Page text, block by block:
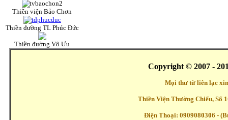
Thiền viện Bảo Chơn
Thiền đường TL Phúc Đức
Thiền đường Vô Ưu
Copyright © 2007 -
Mọi thư từ liên lạc
Thiền Viện Thường Chiếu, Số
Điện Thoại: 0909080306 -